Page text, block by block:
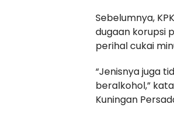
Sebelumnya,
dugaan korupsi
perihal cukai
“Jenisnya juga
beralkohol,”
Kuningan